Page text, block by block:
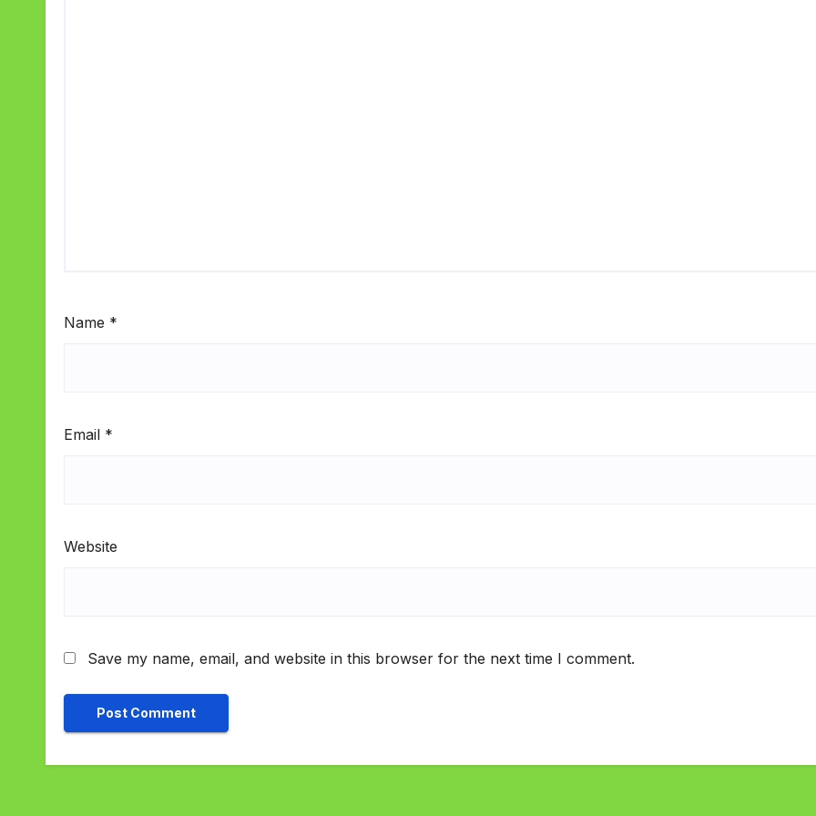
Name *
Email *
Website
Save my name, email, and website in this browser for the next time I comment.